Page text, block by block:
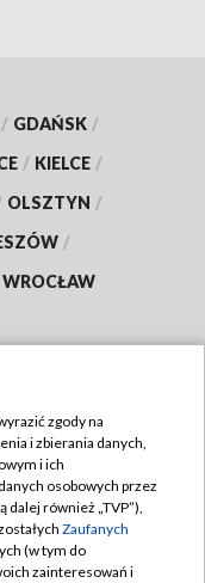
/ GDAŃSK /
/ KIELCE /
OLSZTYN /
/
WROCŁAW
zgody na
i zbierania danych,
i ich
osobowych przez
dalej również „TVP”),
Zaufanych
(w tym do
zainteresowań i